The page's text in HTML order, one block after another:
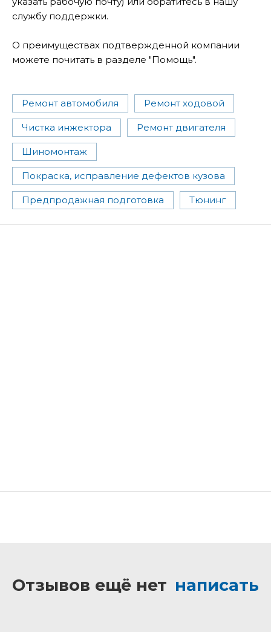
службу поддержки.
О преимуществах подтвержденной компании
можете почитать в разделе "Помощь".
Ремонт автомобиля Ремонт ходовой
Чистка инжектора Ремонт двигателя
Шиномонтаж
Покраска, исправление дефектов кузова
Предпродажная подготовка Тюнинг
Отзывов ещё нет написать